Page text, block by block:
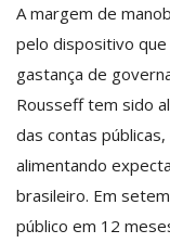
A margem de
pelo dispositivo
gastança de
Rousseff tem sido
das contas
alimentando
brasileiro. Em
público em 12